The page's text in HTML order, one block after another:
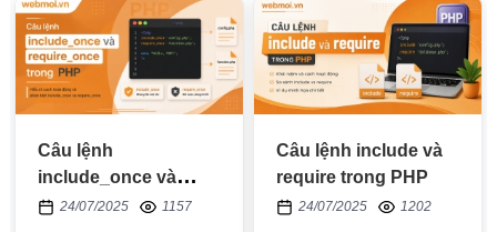
hàm,...
động
Câu lệnh
include_once và
require_once trong
24/07/2025 1157
Câu lệnh include và
require trong PHP
24/07/2025 1202